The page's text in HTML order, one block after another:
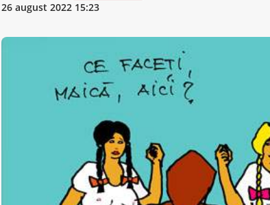
26 august 2022 15:23